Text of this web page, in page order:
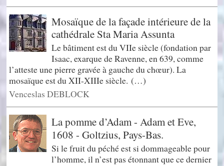
Mosaïque de la façade intérieure de la
cathédrale Sta Maria Assunta
Le bâtiment est du VIIe siècle (fondation par
Isaac, exarque de Ravenne, en 639, comme
l’atteste une pierre gravée à gauche du chœur). La
mosaïque est du XII-XIIIe siècle. (…)
Venceslas DEBLOCK
La pomme d’Adam - Adam et Eve,
1608 - Goltzius, Pays-Bas.
Si le fruit du péché est si dommageable pour
l’homme, il n’est pas étonnant que ce dernier